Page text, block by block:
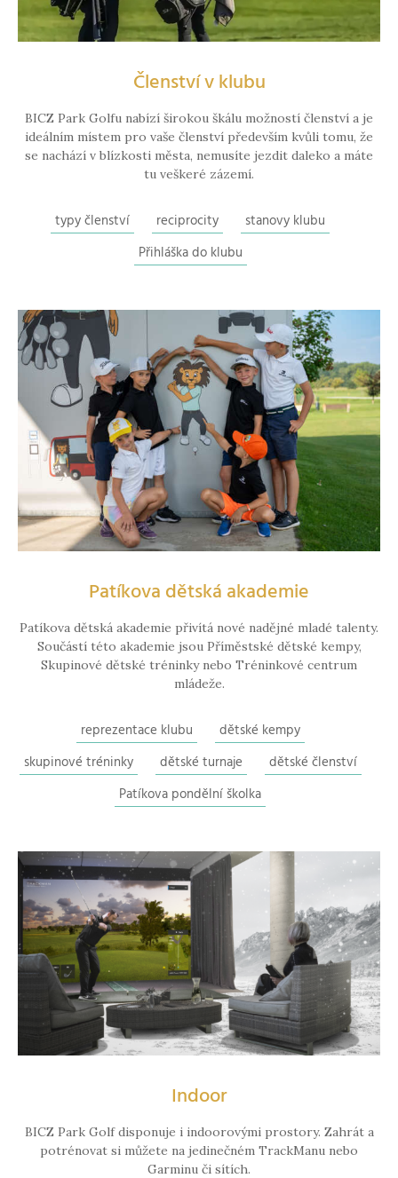
Členství v klubu
BICZ Park Golfu nabízí širokou škálu možností členství a je
ideálním místem pro vaše členství především kvůli tomu, že
se nachází v blízkosti města, nemusíte jezdit daleko a máte
tu veškeré zázemí.
typy členství reciprocity
stanovy klubu
Přihláška do klubu
Patíkova dětská akademie
Patíkova dětská akademie přivítá nové nadějné mladé talenty.
Součástí této akademie jsou Příměstské dětské kempy,
Skupinové dětské tréninky nebo Tréninkové centrum
mládeže.
reprezentace klubu
dětské kempy
skupinové tréninky
dětské turnaje
dětské členství
Patíkova pondělní školka
Indoor
BICZ Park Golf disponuje i indoorovými prostory. Zahrát a
potrénovat si můžete na jedinečném TrackManu nebo
Garminu či sítích.